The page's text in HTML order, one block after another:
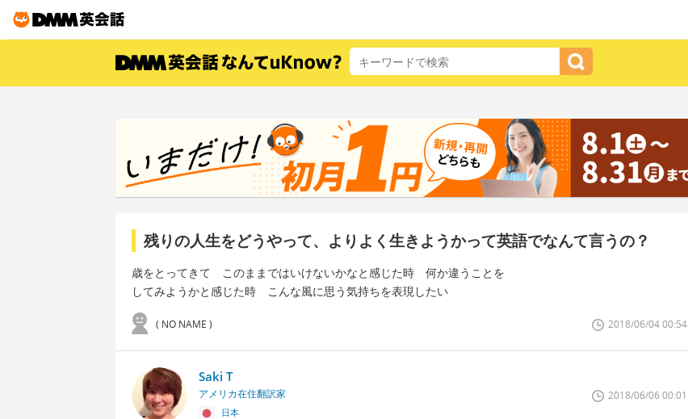
残りの人生をどうやって、よりよく生きようかって英語でなんて言うの？
歳をとってきて このままではいけないかなと感じた時 何か違うことを
してみようかと感じた時 こんな風に思う気持ちを表現したい
( NO NAME ) 2018/06/04 00:54
Saki T
アメリカ在住翻訳家
日本
2018/06/06 00:01